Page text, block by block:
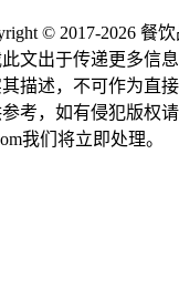
© 2017-2026 餐饮
文出于传递更多信
描述，不可作为直
考，如有侵犯版权
我们将立即处理。